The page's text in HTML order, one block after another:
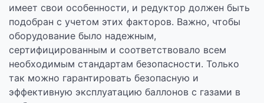
имеет свои особенности, и редуктор должен быть
подобран с учетом этих факторов. Важно, чтобы
оборудование было надежным,
сертифицированным и соответствовало всем
необходимым стандартам безопасности. Только
так можно гарантировать безопасную и
эффективную эксплуатацию баллонов с газами в